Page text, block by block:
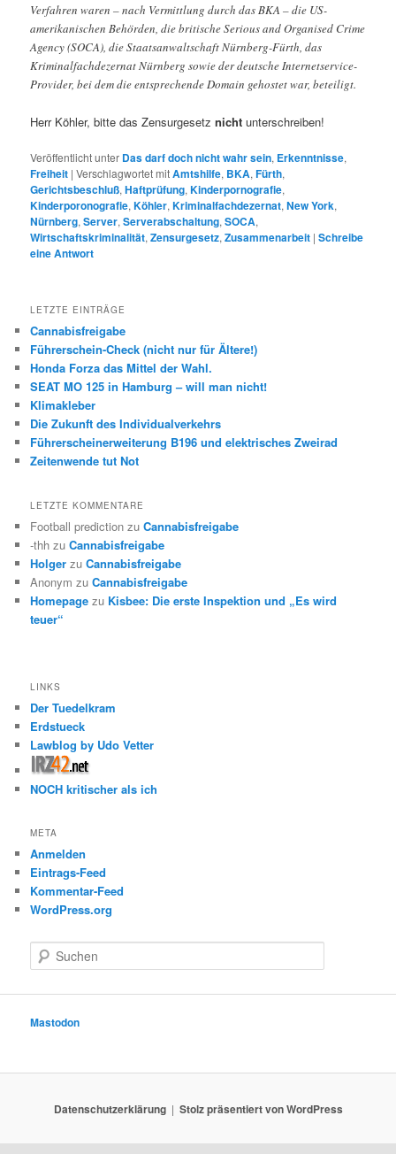
Verfahren waren – nach Vermittlung durch das BKA – die US-
amerikanischen Behörden, die britische Serious and Organised Crime
Agency (SOCA), die Staatsanwaltschaft Nürnberg-Fürth, das
Kriminalfachdezernat Nürnberg sowie der deutsche Internetservice-
Provider, bei dem die entsprechende Domain gehostet war, beteiligt.
Herr Köhler, bitte das Zensurgesetznicht unterschreiben!
Veröffentlicht unter Das darf doch nicht wahr sein, Erkenntnisse,
Freiheit |Verschlagwortet mitAmtshilfe, BKA,Fürth,
Gerichtsbeschluß,Haftprüfung,Kinderpornografie,
Kinderporonografie,Köhler,Kriminalfachdezernat,New York,
Nürnberg,Server,Serverabschaltung,SOCA,
Wirtschaftskriminalität,Zensurgesetz,Zusammenarbeit |Schreibe
eine Antwort
LETZTE EINTRÄGE
Cannabisfreigabe
Führerschein-Check (nicht nur für Ältere!)
Honda Forza das Mittel der Wahl.
SEAT MO 125 in Hamburg – will man nicht!
Klimakleber
Die Zukunft des Individualverkehrs
Führerscheinerweiterung B196 und elektrisches Zweirad
Zeitenwende tut Not
LETZTE KOMMENTARE
Football prediction zuCannabisfreigabe
-thh zuCannabisfreigabe
Holger zuCannabisfreigabe
Anonym zuCannabisfreigabe
Homepage zu Kisbee: Die erste Inspektion und „Es wird
teuer“
LINKS
Der Tuedelkram
Erdstueck
Lawblog by Udo Vetter
NOCH kritischer als ich
META
Anmelden
Eintrags-Feed
Kommentar-Feed
WordPress.org
u
e
Mastodon
Datenschutzerklärung Stolz präsentiert von WordPress